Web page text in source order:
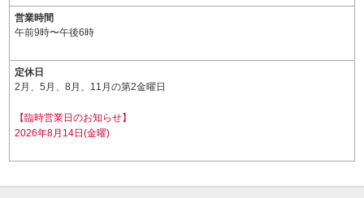
営業時間
午前9時〜午後6時
定休日
2月、5月、8月、11月の第2金曜日
【臨時営業日のお知らせ】
2026年8月14日(金曜)